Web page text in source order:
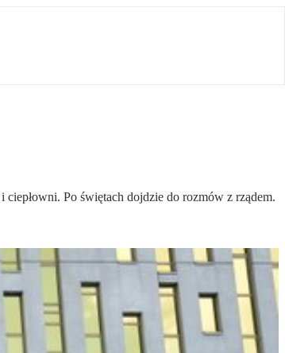
Po świętach dojdzie do rozmów z rządem.